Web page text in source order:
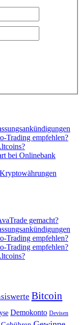
Trading empfehlen?
bei Onlinebank
gemacht?
Trading empfehlen?
Trading empfehlen?
Bitcoin
Demokonto Devisen